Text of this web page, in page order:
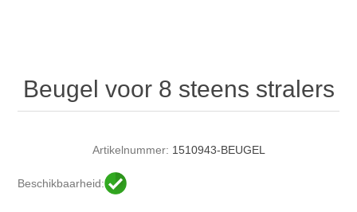
Beugel voor 8 steens stralers
Artikelnummer: 1510943-BEUGEL
Beschikbaarheid: